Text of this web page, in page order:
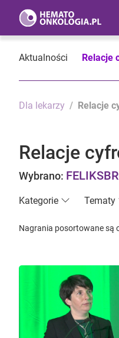
Aktualności Relacje
Dla lekarzy Relacje
Relacje
Wybrano:
Kategorie Tematy
Nagrania posortowane są